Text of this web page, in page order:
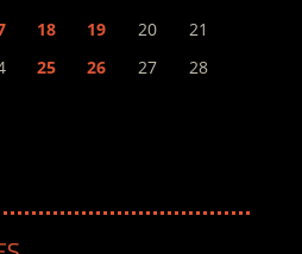
18 19 20
21
25 26 27
28